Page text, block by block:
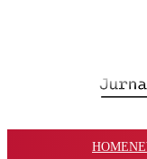
HOME